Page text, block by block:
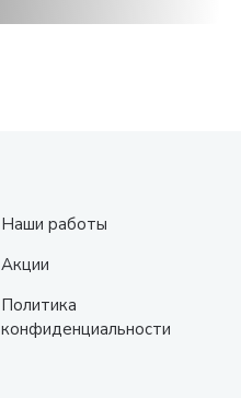
Наши работы
Акции
Политика
конфиденциальности